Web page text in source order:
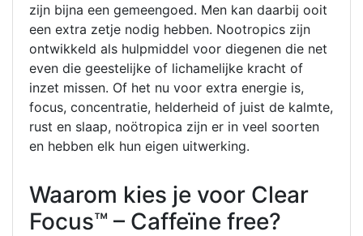
zijn bijna een gemeengoed. Men kan daarbij ooit
een extra zetje nodig hebben. Nootropics zijn
ontwikkeld als hulpmiddel voor diegenen die net
even die geestelijke of lichamelijke kracht of
inzet missen. Of het nu voor extra energie is,
focus, concentratie, helderheid of juist de kalmte,
rust en slaap, noötropica zijn er in veel soorten
en hebben elk hun eigen uitwerking.
Waarom kies je voor Clear
Focus™ – Caffeïne free?